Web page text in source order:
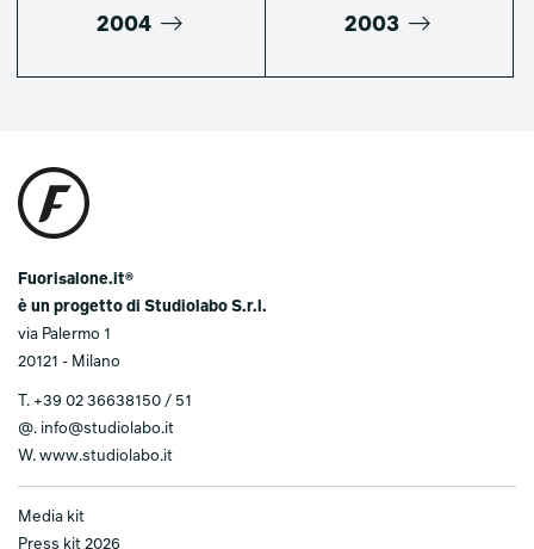
2004 2003
Fuorisalone.it®
è un progetto di Studiolabo S.r.l.
via Palermo 1
20121 - Milano
T. +39 02 36638150 / 51
@. info@studiolabo.it
W. www.studiolabo.it
Media kit
Press kit 2026